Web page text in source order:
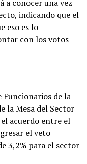
a conocer una vez
indicando que el
eso es lo
con los votos
Funcionarios de la
la Mesa del Sector
acuerdo entre el
el veto
3,2% para el sector